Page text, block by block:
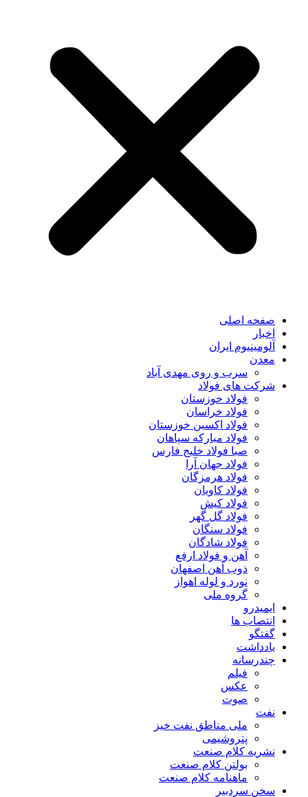
صفحه اصلی
اخبار
آلومینیوم ایران
معدن
سرب و روی مهدی آباد
شرکت های فولاد
فولاد خوزستان
فولاد خراسان
فولاد اکسین خوزستان
فولاد مبارکه سپاهان
صبا فولاد خلیج فارس
فولاد جهان آرا
فولاد هرمزگان
فولاد کاویان
فولاد کیش
فولاد گل گهر
فولاد سنگان
فولاد شادگان
آهن و فولاد ارفع
ذوب آهن اصفهان
نورد و لوله اهواز
گروه ملی
ایمیدرو
انتصاب ها
گفتگو
یادداشت
چندرسانه
فیلم
عکس
صوت
نفت
ملی مناطق نفت خیز
پتروشیمی
نشریه کلام صنعت
بولتن کلام صنعت
ماهنامه کلام صنعت
سخن سردبیر